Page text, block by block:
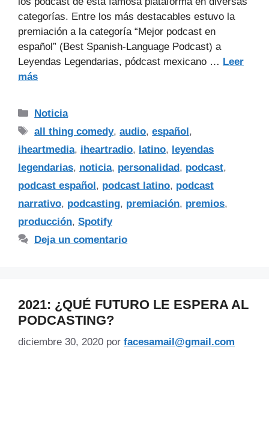
categorías. Entre los más destacables estuvo la
premiación a la categoría “Mejor podcast en
español” (Best Spanish-Language Podcast) a
Leyendas Legendarias, pódcast mexicano … Leer
más
Noticia
all thing comedy,audio,español,
iheartmedia, iheartradio, latino, leyendas
legendarias, noticia, personalidad, podcast,
podcast español, podcast latino, podcast
narrativo, podcasting, premiación, premios,
producción, Spotify
Deja un comentario
2021: ¿QUÉ FUTURO LE ESPERA AL
PODCASTING?
diciembre 30, 2020 por facesamail@gmail.com